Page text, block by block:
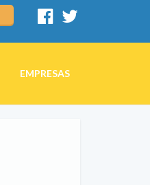
Facebook
EMPRESAS